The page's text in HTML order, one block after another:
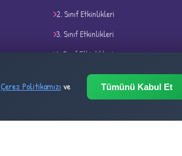
2. Sınıf Etkinlikleri
3. Sınıf Etkinlikleri
4. Sınıf Etkinlikleri
Belirli Gün ve Haftalar
Akıl ve Zeka Oyunları
Çerez Politikamızı ve
Tümünü Kabul Et